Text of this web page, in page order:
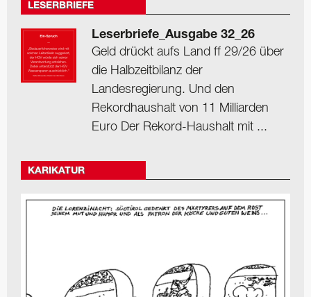
LESERBRIEFE
Leserbriefe_Ausgabe 32_26
Geld drückt aufs Land ff 29/26 über
die Halbzeitbilanz der
Landesregierung. Und den
Rekordhaushalt von 11 Milliarden
Euro Der Rekord-Haushalt mit ...
KARIKATUR